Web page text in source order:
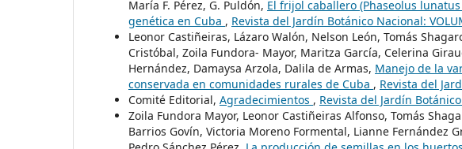
María F. Pérez, G. Puldón, El frijol caballero (Phaseolus
genética en Cuba , Revista del Jardín Botánico Nacional:
Leonor Castiñeiras, Lázaro Walón, Nelson León, Tomás
Cristóbal, Zoila Fundora- Mayor, Maritza García, Celerina
Hernández, Damaysa Arzola, Dalila de Armas, Manejo de la
conservada en comunidades rurales de Cuba , Revista del
Comité Editorial, Agradecimientos , Revista del Jardín
Zoila Fundora Mayor, Leonor Castiñeiras Alfonso, Tomás
Barrios Govín, Victoria Moreno Formental, Lianne Fernández